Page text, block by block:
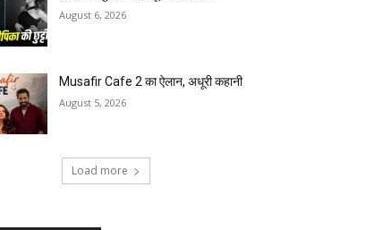
August 6, 2026
Musafir Cafe 2 का ऐलान, अधूरी कहानी
August 5, 2026
Load more